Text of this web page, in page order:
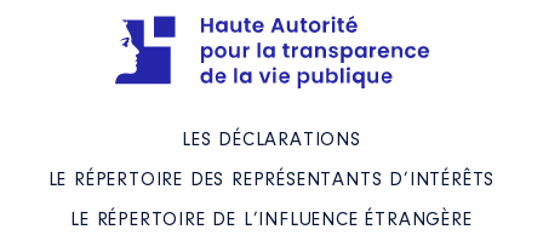
De : 06/2021 à 07/2023
Rémunération ou gratification
:
Année Montant Type
2021 0 €
Net
2022
0 €
Net
LES DÉCLARATIONS
LE RÉPERTOIRE DES REPRÉSENTANTS D’INTÉRÊTS
LE RÉPERTOIRE DE L’INFLUENCE ÉTRANGÈRE